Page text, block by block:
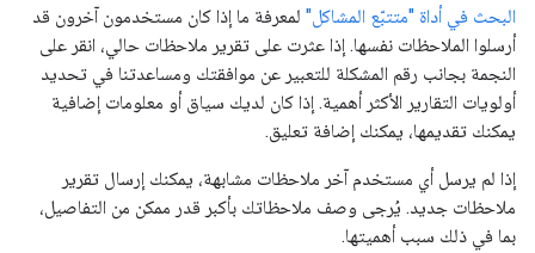
البحث في أداة "متتبّع المشاكل" لمعرفة ما إذا كان مستخدمون آخرون قد
أرسلوا الملاحظات نفسها. إذا عثرت على تقرير ملاحظات حالي، انقر على
النجمة بجانب رقم المشكلة للتعبير عن موافقتك ومساعدتنا في تحديد
أولويات التقارير الأكثر أهمية. إذا كان لديك سياق أو معلومات إضافية
يمكنك تقديمها، يمكنك إضافة تعليق.
إذا لم يرسل أي مستخدم آخر ملاحظات مشابهة، يمكنك إرسال تقرير
ملاحظات جديد. يُرجى وصف ملاحظاتك بأكبر قدر ممكن من التفاصيل،
بما في ذلك سبب أهميتها.